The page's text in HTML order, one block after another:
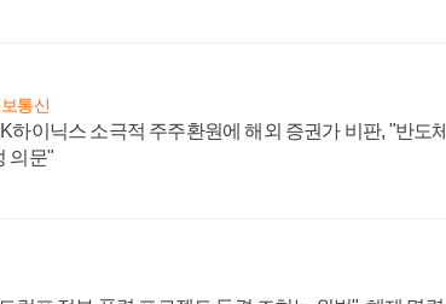
통신
하이닉스 소극적 주주환원에 해외 증권가 비판, "반도체
의문"